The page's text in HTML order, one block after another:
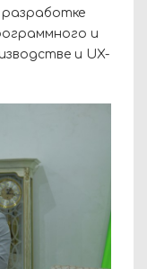
разработке
и
и UX-